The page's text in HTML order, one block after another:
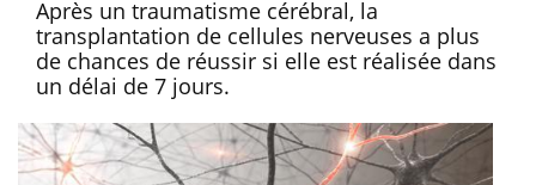
Après un traumatisme cérébral, la
transplantation de cellules nerveuses a plus
de chances de réussir si elle est réalisée dans
un délai de 7 jours.